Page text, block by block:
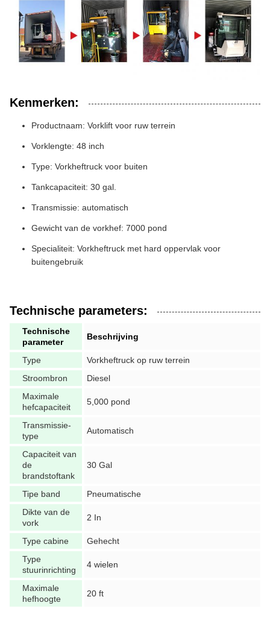
Kenmerken:
Productnaam: Vorklift voor ruw terrein
Vorklengte: 48 inch
Type: Vorkheftruck voor buiten
Tankcapaciteit: 30 gal.
Transmissie: automatisch
Gewicht van de vorkhef: 7000 pond
Specialiteit: Vorkheftruck met hard oppervlak voor
buitengebruik
Technische parameters:
Technische
parameter
Beschrijving
Type
Vorkheftruck op ruw terrein
Stroombron
Diesel
Maximale
hefcapaciteit
5,000 pond
Transmissie-
type
Automatisch
Capaciteit van
de
brandstoftank
30 Gal
Tipe band
Pneumatische
Dikte van de
vork
2 In
Type cabine
Gehecht
Type
stuurinrichting
4 wielen
Maximale
hefhoogte
20 ft